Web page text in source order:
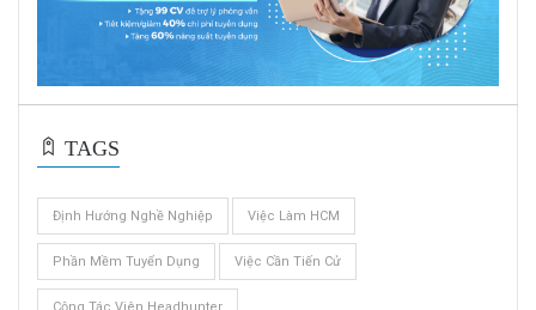
TAGS
Định Hướng Nghề Nghiệp Việc Làm HCM
Phần Mềm Tuyển Dụng Việc Cần Tiến Cử